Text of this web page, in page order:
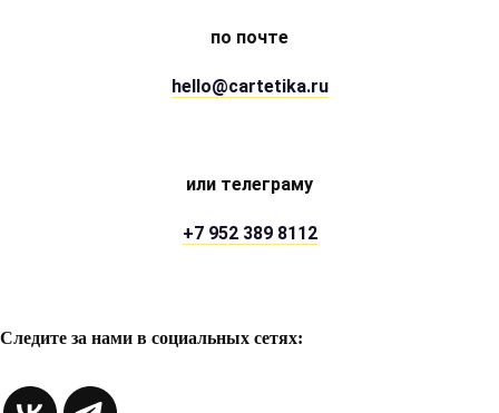
по почте
hello@cartetika.ru
или телеграму
+7 952 389 8112
Следите за нами в социальных сетях: